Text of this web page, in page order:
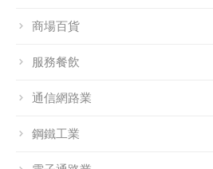
商場百貨
服務餐飲
通信網路業
鋼鐵工業